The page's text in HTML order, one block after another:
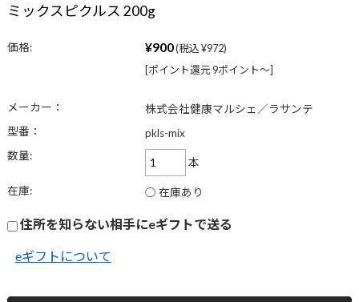
ミックスピクルス 200g
価格: ¥900(税込 ¥972)
[ポイント還元 9ポイント〜]
メーカー：
株式会社健康マルシェ／ラサンテ
型番：
pkls-mix
数量:
本
在庫: ○ 在庫あり
住所を知らない相手にeギフトで送る
eギフトについて